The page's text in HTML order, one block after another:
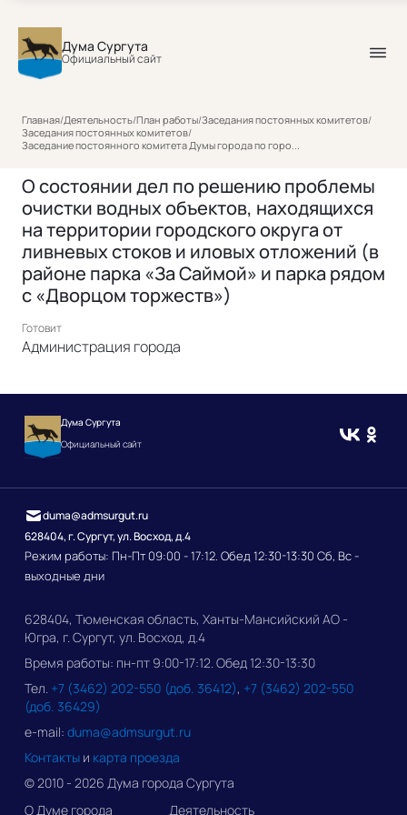
Дума Сургута
Официальный сайт
Главная/Деятельность/План работы/Заседания постоянных комитетов/
Заседания постоянных комитетов/
Заседание постоянного комитета Думы города по горо...
О состоянии дел по решению проблемы
очистки водных объектов, находящихся
на территории городского округа от
ливневых стоков и иловых отложений (в
районе парка «За Саймой» и парка рядом
с «Дворцом торжеств»)
Готовит
Администрация города
Дума Сургута
Официальный сайт
628404, г. Сургут, ул. Восход, д.4
Режим работы: Пн-Пт 09:00 - 17:12. Обед 12:30-13:30 Сб, Вс -
выходные дни
duma@admsurgut.ru
628404, Тюменская область, Ханты-Мансийский АО -
Югра, г. Сургут, ул. Восход, д.4
Время работы: пн-пт 9:00-17:12. Обед 12:30-13:30
Тел. +7 (3462) 202-550 (доб. 36412), +7 (3462) 202-550
(доб. 36429)
e-mail: duma@admsurgut.ru
Контакты и карта проезда
© 2010 - 2026 Дума города Сургута
О Думе города
Деятельность